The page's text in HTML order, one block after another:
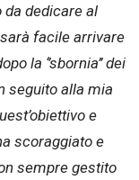
da dedicare al
facile arrivare
la ‘’sbornia’’ dei
seguito alla mia
e
scoraggiato e
sempre gestito